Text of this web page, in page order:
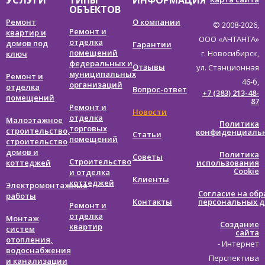
Ремонт
квартир и
домов под
ключ
Ремонт и
отделка
помещений
Малоэтажное
строительство,
строительство
домов и
коттеджей
Электромонтажные
работы
Монтаж
систем
отопления,
водоснабжения
и канализации
ОБЪЕКТОВ
Ремонт и
отделка
помещений
федеральных и
муниципальных
организаций
Ремонт и
отделка
торговых
помещений
Строительство
и отделка
коттеджей
Ремонт и
отделка
квартир
О компании
Гарантии
Отзывы
Вопрос-ответ
Новости
Статьи
Советы
Клиенты
Контакты
© 2008-2026,
ООО «АНТАНТА»
г. Новосибирск,
ул. Станционная
46-б,
+7 (383) 213-48-
87
Политика
Политика
использования
Cookie
Согласие на
персональных
Создание
сайта
- Интернет
Перспектива